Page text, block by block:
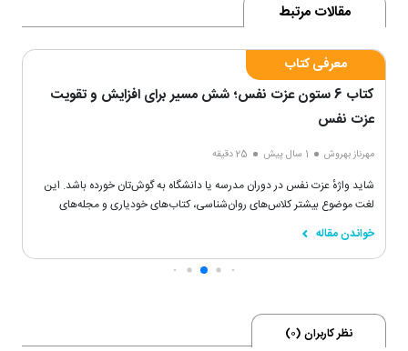
مقالات مرتبط
معرفی کتاب
کتاب 6 ستون عزت نفس؛ شش مسیر برای افزایش و تقویت
عزت نفس
مهرناز بهروش 1 سال پیش 25 دقیقه
شاید واژهٔ عزت نفس در دوران مدرسه یا دانشگاه به گوش‌تان خورده باشد. این
لغت موضوع بیشتر کلاس‌های روان‌شناسی، کتاب‌های خودیاری و مجله‌های
مختلف روان‌شناسی است.
خواندن مقاله
نظر کاربران (0
)